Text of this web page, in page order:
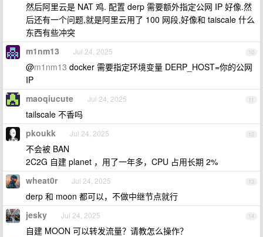
然后阿里云是 NAT 鸡. 配置 derp 需要额外指定公网 IP 好像.然
后还有一个问题,就是阿里云用了 100 网段,好像和 taiscale 什么
东西有些冲突
10
m1nm13 Jul 24, 2025
@m1nm13 docker 需要指定环境变量 DERP_HOST=你的公网
IP
11
maoqiucute Jul 24, 2025
tailscale 不香吗
12
pkoukk Jul 24, 2025
不会被 BAN
2C2G 自建 planet ，用了一年多，CPU 占用长期 2%
13
wheat0r Jul 24, 2025
derp 和 moon 都可以，不做中继节点就行
14
jesky Jul 24, 2025
自建 MOON 可以转发流量？请教怎么操作？